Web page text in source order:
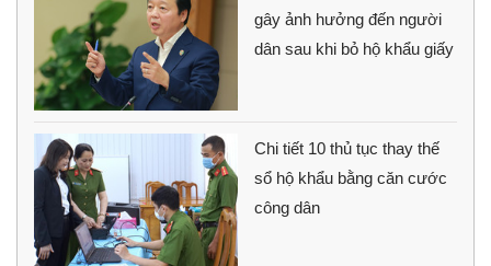
gây ảnh hưởng đến người
dân sau khi bỏ hộ khẩu giấy
Chi tiết 10 thủ tục thay thế
sổ hộ khẩu bằng căn cước
công dân